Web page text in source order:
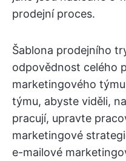
prodejní proces.
Šablona prodejního
odpovědnost celého
marketingového
týmu, abyste viděli,
pracují, upravte
marketingové
e-mailové